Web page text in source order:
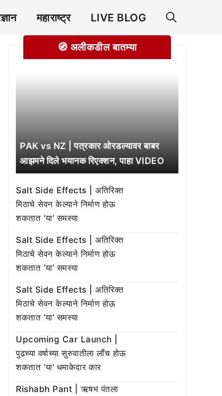
महाराष्ट्र LIVE BLOG
🧭 अलीकडील बातम्या
PAK vs NZ | पत्रकार ओरडल्यावर बाबर
आझमने दिले भयानक रिएक्शन, पाहा VIDEO
Salt Side Effects | अतिरिक्त
मिठाचे सेवन केल्याने निर्माण होऊ
शकतात ‘या’ समस्या
Salt Side Effects | अतिरिक्त
मिठाचे सेवन केल्याने निर्माण होऊ
शकतात ‘या’ समस्या
Salt Side Effects | अतिरिक्त
मिठाचे सेवन केल्याने निर्माण होऊ
शकतात ‘या’ समस्या
Upcoming Car Launch |
पुढच्या वर्षाच्या सुरुवातीला लाँच होऊ
शकतात ‘या’ धमाकेदार कार
Rishabh Pant | ऋषभ पंतला